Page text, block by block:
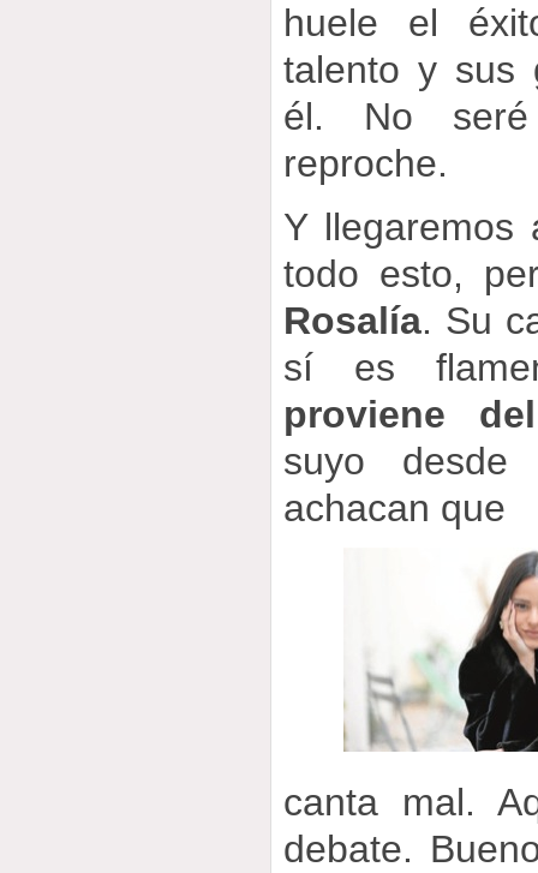
huele el
talento y sus
él. No
reproche.
Y llegaremos
todo esto,
Rosalía. Su
sí es
proviene
suyo
achacan que
canta mal.
debate.